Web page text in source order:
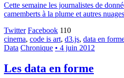
Cette semaine les journalistes de
camemberts à la plume et autres
Twitter Facebook 110
cinema, code is art, d3.js, data en
Data Chronique • 4 juin 2012
Les data en forme